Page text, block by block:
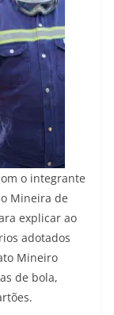
o integrante
Mineira de
explicar ao
adotados
Mineiro
de bola,